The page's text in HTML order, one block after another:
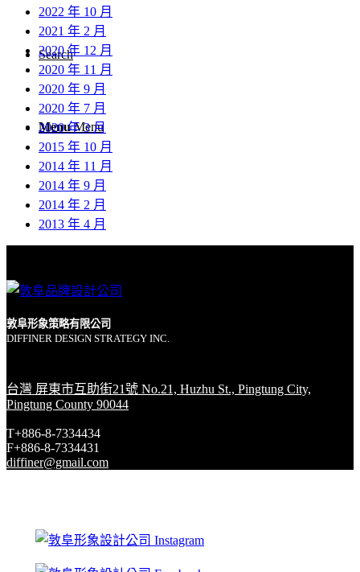
Search
Menu Menu
2022 年 10 月
2021 年 2 月
2020 年 12 月
2020 年 11 月
2020 年 9 月
2020 年 7 月
2020 年 3 月
2015 年 10 月
2014 年 11 月
2014 年 9 月
2014 年 2 月
2013 年 4 月
敦阜形象策略有限公司
DIFFINER DESIGN STRATEGY INC.
台灣 屏東市互助街21號 No.21, Huzhu St., Pingtung City,
Pingtung County 90044
T+886-8-7334434
F+886-8-7334431
diffiner@gmail.com